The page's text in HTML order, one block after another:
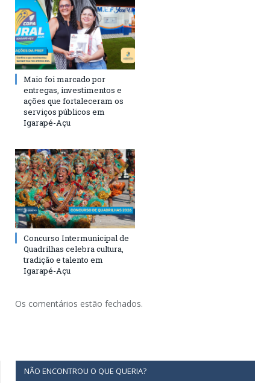
Maio foi marcado por
entregas, investimentos e
ações que fortaleceram os
serviços públicos em
Igarapé-Açu
Concurso Intermunicipal de
Quadrilhas celebra cultura,
tradição e talento em
Igarapé-Açu
Os comentários estão fechados.
NÃO ENCONTROU O QUE QUERIA?